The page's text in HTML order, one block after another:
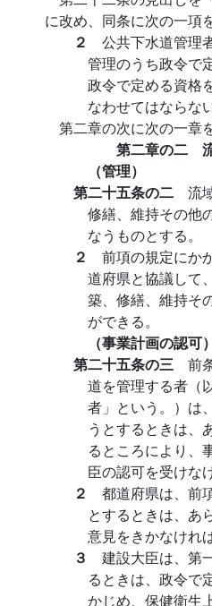
に改め、同条に次の一項
２ 公共下水道管理
管理のうち政令で
政令で定める資格
なわせてはならない
第二章の次に次の一章
第二章の二
（管理）
第二十五条の二 流
修繕、維持その他
なうものとする。
２ 前項の規定にか
道府県と協議して
築、修繕、維持そ
ができる。
（事業計画の認可）
第二十五条の三 前
道を管理する者（
者」という。）は
うとするときは、
るところにより、
臣の認可を受けな
２ 都道府県は、前
とするときは、あ
意見をきかなけれ
３ 建設大臣は、第
るときは、政令で
かじめ、保健衛生